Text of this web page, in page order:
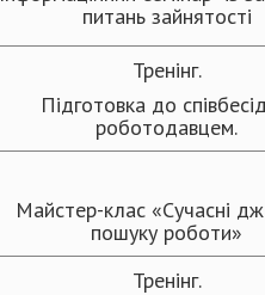
питань зайнятості
Тренінг.
Підготовка до
роботодавцем.
Майстер-клас «Сучасні
пошуку роботи»
Тренінг.